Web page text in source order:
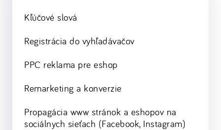
Kľúčové slová
Registrácia do vyhľadávačov
PPC reklama pre eshop
Remarketing a konverzie
Propagácia www stránok a eshopov na
sociálnych sieťach (Facebook, Instagram)